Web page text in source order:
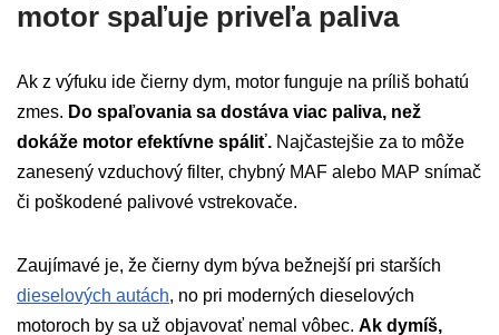
motor spaľuje priveľa paliva
Ak z výfuku ide čierny dym, motor funguje na príliš bohatú
zmes. Do spaľovania sa dostáva viac paliva, než
dokáže motor efektívne spáliť. Najčastejšie za to môže
zanesený vzduchový filter, chybný MAF alebo MAP snímač
či poškodené palivové vstrekovače.
Zaujímavé je, že čierny dym býva bežnejší pri starších
dieselových autách, no pri moderných dieselových
motoroch by sa už objavovať nemal vôbec. Ak dymíš,